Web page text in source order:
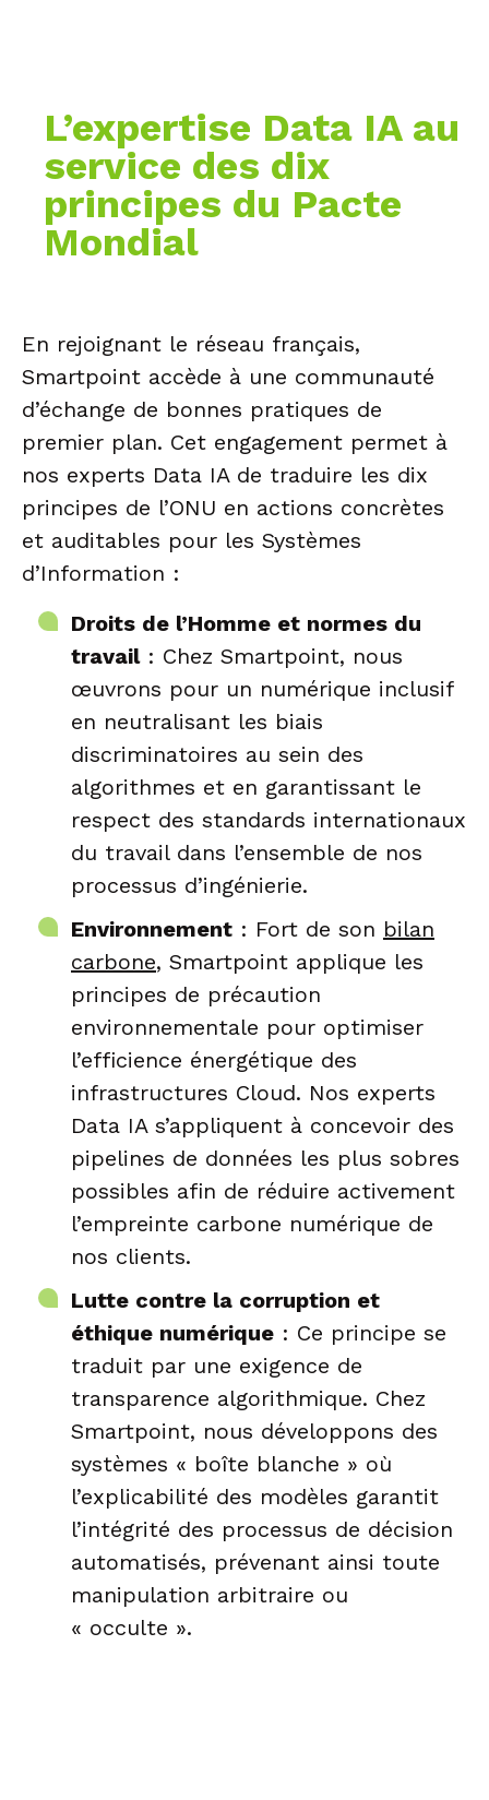
L’expertise Data IA au
service des dix
principes du Pacte
Mondial
En rejoignant le réseau français,
Smartpoint accède à une communauté
d’échange de bonnes pratiques de
premier plan. Cet engagement permet à
nos experts Data IA de traduire les dix
principes de l’ONU en actions concrètes
et auditables pour les Systèmes
d’Information :
Droits de l’Homme et normes du
travail: Chez Smartpoint, nous
œuvrons pour un numérique inclusif
en neutralisant les biais
discriminatoires au sein des
algorithmes et en garantissant le
respect des standards internationaux
du travail dans l’ensemble de nos
processus d’ingénierie.
Environnement : Fort de son bilan
carbone, Smartpoint applique les
principes de précaution
environnementale pour optimiser
l’efficience énergétique des
infrastructures Cloud. Nos experts
Data IA s’appliquent à concevoir des
pipelines de données les plus sobres
possibles afin de réduire activement
l’empreinte carbone numérique de
nos clients.
Lutte contre la corruption et
éthique numérique : Ce principe se
traduit par une exigence de
transparence algorithmique. Chez
Smartpoint, nous développons des
systèmes « boîte blanche » où
l’explicabilité des modèles garantit
l’intégrité des processus de décision
automatisés, prévenant ainsi toute
manipulation arbitraire ou
« occulte ».